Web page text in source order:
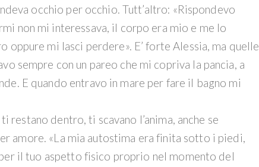
occhio per occhio. Tutt’altro: «Rispondevo
non mi interessava, il corpo era mio e me lo
mi lasci perdere». E’ forte Alessia, ma quelle
sempre con un pareo che mi copriva la pancia, a
E quando entravo in mare per fare il bagno mi
dentro, ti scavano l’anima, anche se
amore. «La mia autostima era finita sotto i piedi,
il tuo aspetto fisico proprio nel momento del